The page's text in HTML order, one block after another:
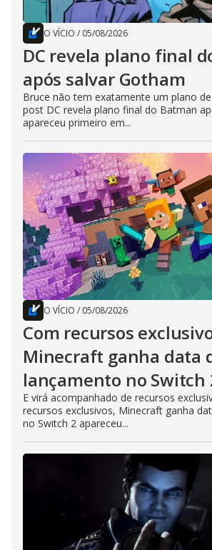
O VÍCIO / 05/08/2026
DC revela plano final
após salvar Gotham
Bruce não tem exatamente um plano
post DC revela plano final do Batman
apareceu primeiro em...
O VÍCIO / 05/08/2026
Com recursos
Minecraft ganha data
lançamento no Switch
E virá acompanhado de recursos
recursos exclusivos, Minecraft ganha
no Switch 2 apareceu...